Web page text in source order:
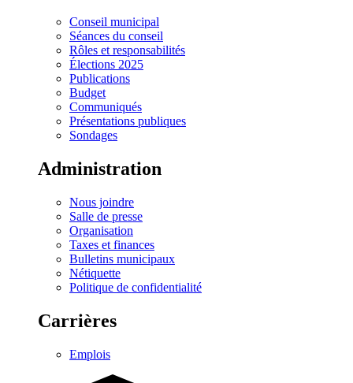
Conseil municipal
Séances du conseil
Rôles et responsabilités
Élections 2025
Publications
Budget
Communiqués
Présentations publiques
Sondages
Administration
Nous joindre
Salle de presse
Organisation
Taxes et finances
Bulletins municipaux
Nétiquette
Politique de confidentialité
Carrières
Emplois